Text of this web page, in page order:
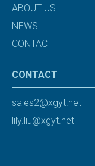
ABOUT US
NEWS
CONTACT
CONTACT
sales2@xgyt.net
lily.liu@xgyt.net